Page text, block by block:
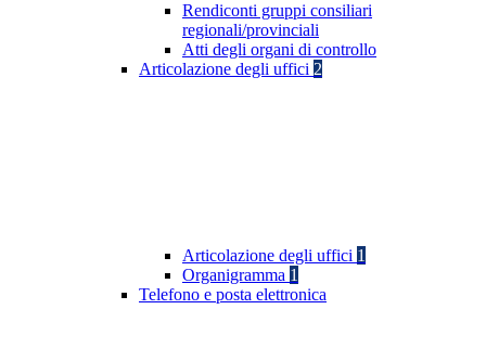
Rendiconti gruppi consiliari
regionali/provinciali
Atti degli organi di controllo
Articolazione degli uffici 2
Articolazione degli uffici 1
Organigramma 1
Telefono e posta elettronica